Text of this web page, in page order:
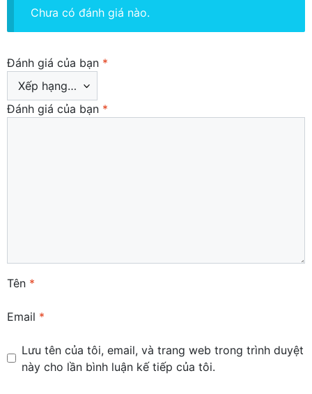
Chưa có đánh giá nào.
Đánh giá của bạn *
Đánh giá của bạn *
Tên *
Email *
Lưu tên của tôi, email, và trang web trong trình duyệt
này cho lần bình luận kế tiếp của tôi.